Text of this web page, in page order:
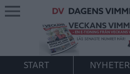
START NYHETER